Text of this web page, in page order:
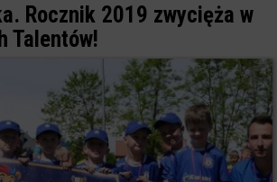
Rocznik 2019 zwycięża w
Talentów!